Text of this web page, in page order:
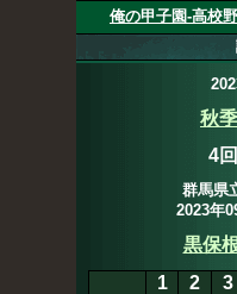
俺の甲子園-高校
秋
4
群馬県
2023年
黒保
1
2 3